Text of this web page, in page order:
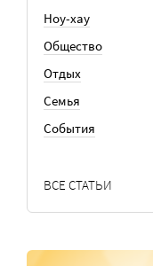
Ноу-хау
Общество
Отдых
Семья
События
ВСЕ СТАТЬИ